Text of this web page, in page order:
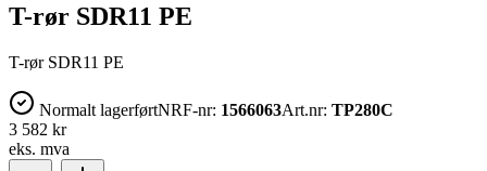
T-rør SDR11 PE
T-rør SDR11 PE
Normalt lagerførtNRF-nr: 1566063Art.nr: TP280C
3 582 kr
eks. mva